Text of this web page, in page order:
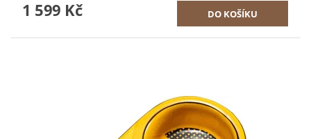
1 599 Kč